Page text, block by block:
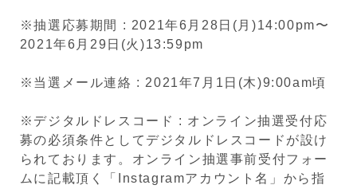
※抽選応募期間 : 2021年6月28日(月)14:00pm〜
2021年6月29日(火)13:59pm
※当選メール連絡 : 2021年7月1日(木)9:00am頃
※デジタルドレスコード : オンライン抽選受付応
募の必須条件としてデジタルドレスコードが設け
られております。オンライン抽選事前受付フォー
ムに記載頂く「Instagramアカウント名」から指